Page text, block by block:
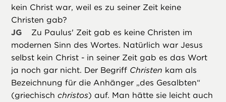
kein Christ war, weil es zu seiner Zeit keine
Christen gab?
JG
Zu Paulus' Zeit gab es keine Christen im
modernen Sinn des Wortes. Natürlich war Jesus
selbst kein Christ - in seiner Zeit gab es das Wort
ja noch gar nicht. Der Begriff Christen kam als
Bezeichnung für die Anhänger „des Gesalbten“
(griechischchristos) auf. Man hätte sie leicht auch